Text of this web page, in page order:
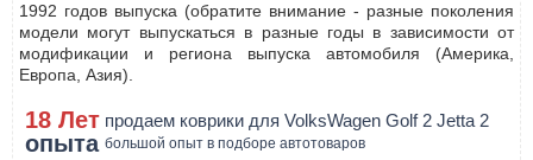
1992 годов выпуска (обратите внимание - разные поколения
модели могут выпускаться в разные годы в зависимости от
модификации и региона выпуска автомобиля (Америка,
Европа, Азия).
18 Лет продаем коврики для VolksWagen Golf 2 Jetta 2
опыта большой опыт в подборе автотоваров